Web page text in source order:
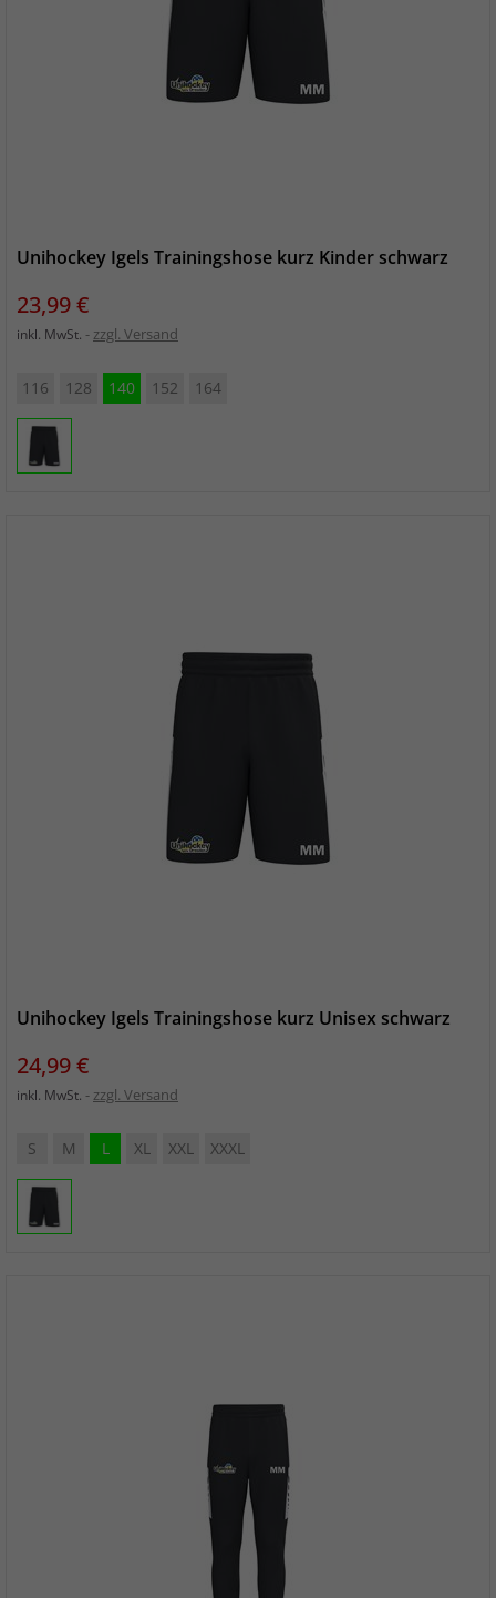
Unihockey Igels Trainingshose kurz Kinder schwarz
Preis
23,99 €
inkl. MwSt. zzgl. Versand
116 128 140 152 164
Unihockey Igels Trainingshose kurz Unisex schwarz
Preis
24,99 €
inkl. MwSt. zzgl. Versand
S M L XL XXL XXXL